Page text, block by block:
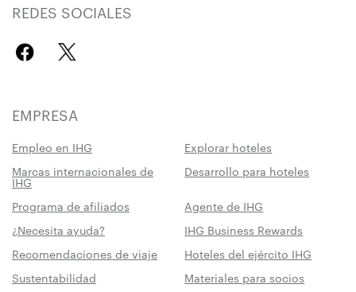
REDES SOCIALES
EMPRESA
Empleo en IHG
Explorar hoteles
Marcas internacionales de
IHG
Desarrollo para hoteles
Programa de afiliados
Agente de IHG
¿Necesita ayuda?
IHG Business Rewards
Recomendaciones de viaje
Hoteles del ejército IHG
Sustentabilidad
Materiales para socios